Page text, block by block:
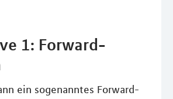
1: Forward-
ein sogenanntes Forward-